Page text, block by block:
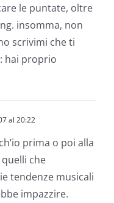
le puntate, oltre
insomma, non
scrivimi che ti
: hai proprio
al 20:22
prima o poi alla
che
tendenze musicali
impazzire.